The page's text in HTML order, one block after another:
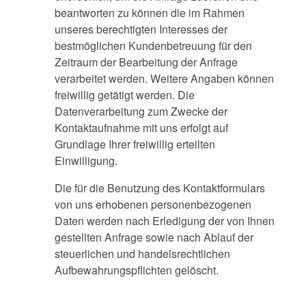
beantworten zu können die im Rahmen
unseres berechtigten Interesses der
bestmöglichen Kundenbetreuung für den
Zeitraum der Bearbeitung der Anfrage
verarbeitet werden. Weitere Angaben können
freiwillig getätigt werden. Die
Datenverarbeitung zum Zwecke der
Kontaktaufnahme mit uns erfolgt auf
Grundlage Ihrer freiwillig erteilten
Einwilligung.
Die für die Benutzung des Kontaktformulars
von uns erhobenen personenbezogenen
Daten werden nach Erledigung der von Ihnen
gestellten Anfrage sowie nach Ablauf der
steuerlichen und handelsrechtlichen
Aufbewahrungspflichten gelöscht.